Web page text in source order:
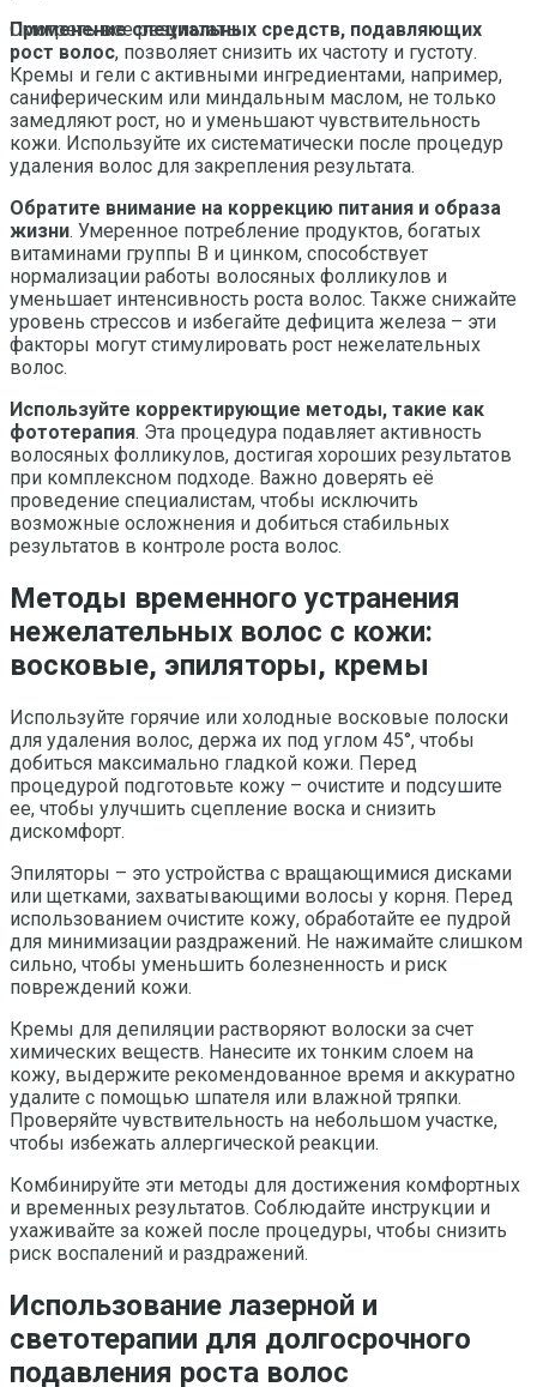
Смотреть все результаты
Применение специальных средств, подавляющих
рост волос, позволяет снизить их частоту и густоту.
Кремы и гели с активными ингредиентами, например,
саниферическим или миндальным маслом, не только
замедляют рост, но и уменьшают чувствительность
кожи. Используйте их систематически после процедур
удаления волос для закрепления результата.
Обратите внимание на коррекцию питания и образа
жизни. Умеренное потребление продуктов, богатых
витаминами группы B и цинком, способствует
нормализации работы волосяных фолликулов и
уменьшает интенсивность роста волос. Также снижайте
уровень стрессов и избегайте дефицита железа – эти
факторы могут стимулировать рост нежелательных
волос.
Используйте корректирующие методы, такие как
фототерапия. Эта процедура подавляет активность
волосяных фолликулов, достигая хороших результатов
при комплексном подходе. Важно доверять её
проведение специалистам, чтобы исключить
возможные осложнения и добиться стабильных
результатов в контроле роста волос.
Методы временного устранения
нежелательных волос с кожи:
восковые, эпиляторы, кремы
Используйте горячие или холодные восковые полоски
для удаления волос, держа их под углом 45°, чтобы
добиться максимально гладкой кожи. Перед
процедурой подготовьте кожу – очистите и подсушите
ее, чтобы улучшить сцепление воска и снизить
дискомфорт.
Эпиляторы – это устройства с вращающимися дисками
или щетками, захватывающими волосы у корня. Перед
использованием очистите кожу, обработайте ее пудрой
для минимизации раздражений. Не нажимайте слишком
сильно, чтобы уменьшить болезненность и риск
повреждений кожи.
Кремы для депиляции растворяют волоски за счет
химических веществ. Нанесите их тонким слоем на
кожу, выдержите рекомендованное время и аккуратно
удалите с помощью шпателя или влажной тряпки.
Проверяйте чувствительность на небольшом участке,
чтобы избежать аллергической реакции.
Комбинируйте эти методы для достижения комфортных
и временных результатов. Соблюдайте инструкции и
ухаживайте за кожей после процедуры, чтобы снизить
риск воспалений и раздражений.
Использование лазерной и
светотерапии для долгосрочного
подавления роста волос